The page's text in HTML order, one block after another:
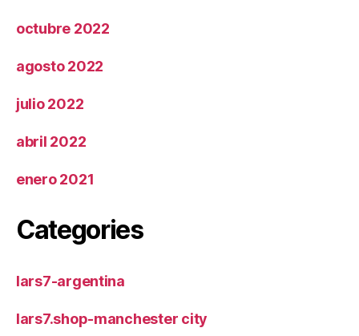
octubre 2022
agosto 2022
julio 2022
abril 2022
enero 2021
Categories
lars7-argentina
lars7.shop-manchester city